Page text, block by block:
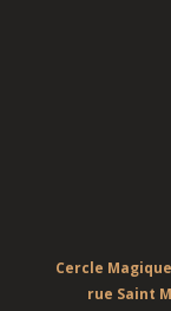
Cercle
rue Saint